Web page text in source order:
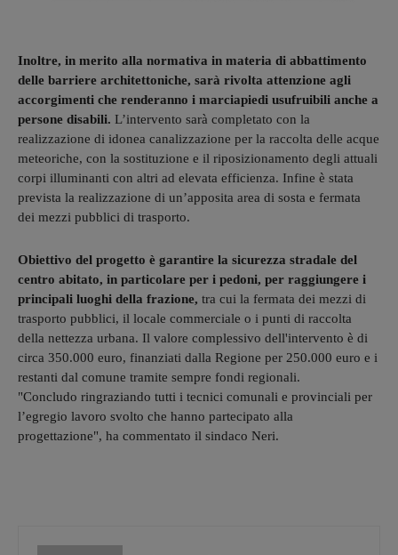
Inoltre, in merito alla normativa in materia di abbattimento
delle barriere architettoniche, sarà rivolta attenzione agli
accorgimenti che renderanno i marciapiedi usufruibili anche a
persone disabili. L’intervento sarà completato con la
realizzazione di idonea canalizzazione per la raccolta delle acque
meteoriche, con la sostituzione e il riposizionamento degli attuali
corpi illuminanti con altri ad elevata efficienza. Infine è stata
prevista la realizzazione di un’apposita area di sosta e fermata
dei mezzi pubblici di trasporto.
Obiettivo del progetto è garantire la sicurezza stradale del
centro abitato, in particolare per i pedoni, per raggiungere i
principali luoghi della frazione, tra cui la fermata dei mezzi di
trasporto pubblici, il locale commerciale o i punti di raccolta
della nettezza urbana. Il valore complessivo dell'intervento è di
circa 350.000 euro, finanziati dalla Regione per 250.000 euro e i
restanti dal comune tramite sempre fondi regionali.
"Concludo ringraziando tutti i tecnici comunali e provinciali per
l’egregio lavoro svolto che hanno partecipato alla
progettazione", ha commentato il sindaco Neri.